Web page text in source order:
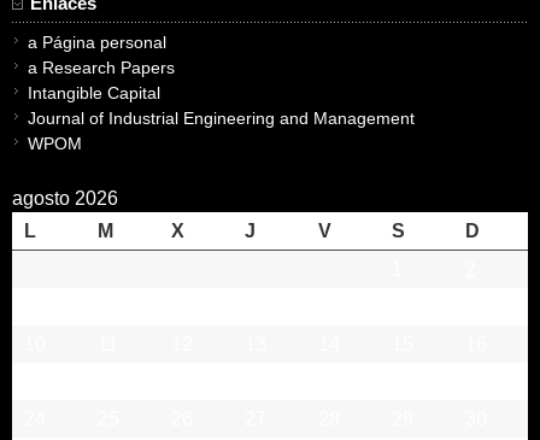
a Página personal
a Research Papers
Intangible Capital
Journal of Industrial Engineering and Management
WPOM
agosto 2026
L
M X J V S
D